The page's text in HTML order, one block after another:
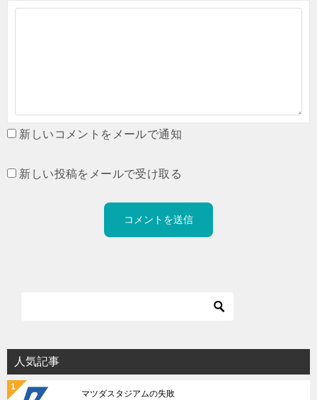
新しいコメントをメールで通知
新しい投稿をメールで受け取る
人気記事
マツダスタジアムの失敗